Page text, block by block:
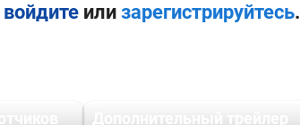
войдитеили зарегистрируйтесь.